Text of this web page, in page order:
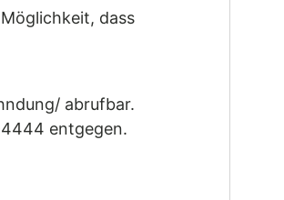
dass
abrufbar.
entgegen.